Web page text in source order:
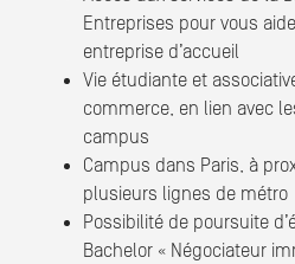
Entreprises pour vous
entreprise d’accueil
Vie étudiante et
commerce, en lien avec
campus
Campus dans Paris, à
plusieurs lignes de métro
Possibilité de poursuite
Bachelor « Négociateur